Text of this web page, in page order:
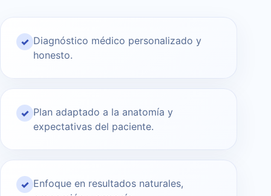
✓ Diagnóstico médico personalizado y
honesto.
✓ Plan adaptado a la anatomía y
expectativas del paciente.
✓ Enfoque en resultados naturales,